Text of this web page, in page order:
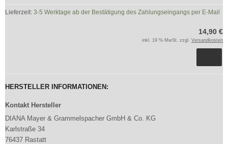
Lieferzeit: 3-5 Werktage ab der Bestätigung des Zahlungseingangs per E-Mail
14,90 €
inkl. 19 % MwSt. zzgl. Versandkosten
HERSTELLER INFORMATIONEN:
Kontakt Hersteller
DIANA Mayer & Grammelspacher GmbH & Co. KG
Karlstraße 34
76437 Rastatt